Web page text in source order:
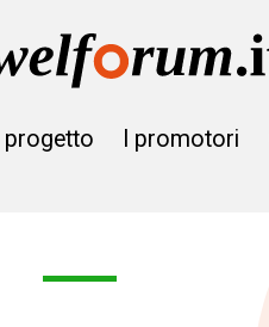
Il progetto I promotori